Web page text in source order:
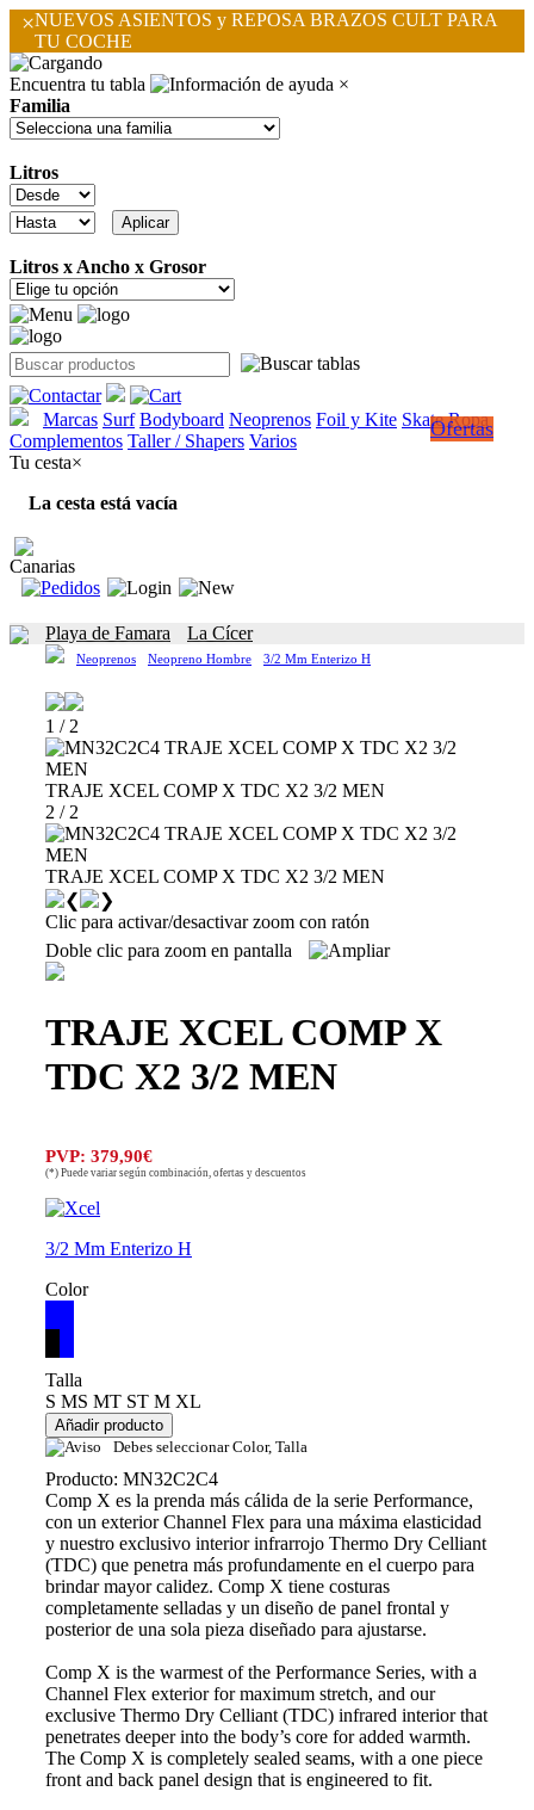
×NUEVOS ASIENTOS y REPOSA BRAZOS CULT PARA
TU COCHE
Encuentra tu tabla
×
Familia
Litros
Litros x Ancho x Grosor
Marcas Surf Bodyboard Neoprenos Foil y Kite Skate Ropa
Complementos Taller / Shapers Varios
Ofertas
Tu cesta×
La cesta está vacía
Canarias
Playa de Famara La Cícer
Neoprenos Neopreno Hombre 3/2 Mm Enterizo H
1 / 2
TRAJE XCEL COMP X TDC X2 3/2 MEN
2 / 2
TRAJE XCEL COMP X TDC X2 3/2 MEN
Clic para activar/desactivar zoom con ratón
Doble clic para zoom en pantalla
TRAJE XCEL COMP X
TDC X2 3/2 MEN
PVP: 379,90€
(*) Puede variar según combinación, ofertas y descuentos
3/2 Mm Enterizo H
Color
Talla
S MS MT ST M XL
Debes seleccionar Color, Talla
Producto: MN32C2C4
Comp X es la prenda más cálida de la serie Performance,
con un exterior Channel Flex para una máxima elasticidad
y nuestro exclusivo interior infrarrojo Thermo Dry Celliant
(TDC) que penetra más profundamente en el cuerpo para
brindar mayor calidez. Comp X tiene costuras
completamente selladas y un diseño de panel frontal y
posterior de una sola pieza diseñado para ajustarse.
Comp X is the warmest of the Performance Series, with a
Channel Flex exterior for maximum stretch, and our
exclusive Thermo Dry Celliant (TDC) infrared interior that
penetrates deeper into the body’s core for added warmth.
The Comp X is completely sealed seams, with a one piece
front and back panel design that is engineered to fit.